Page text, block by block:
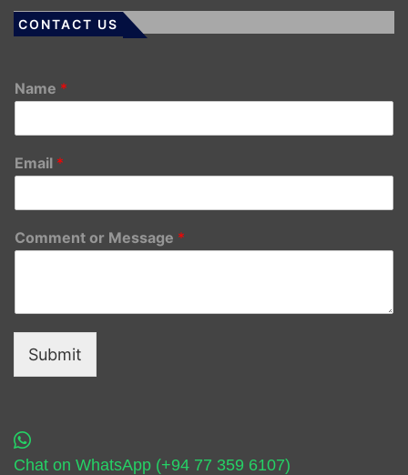
CONTACT US
Name *
Email *
Comment or Message *
Submit
Chat on WhatsApp (+94 77 359 6107)